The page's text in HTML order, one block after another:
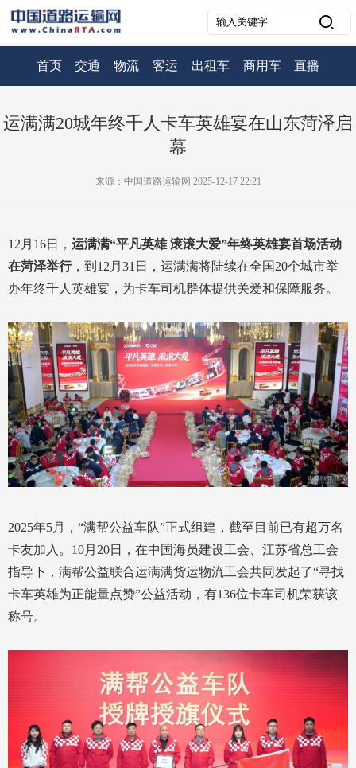
首页 交通 物流 客运 出租车 商用车 直播
运满满20城年终千人卡车英雄宴在山东菏泽启
幕
来源：中国道路运输网 2025-12-17 22:21
12月16日， 运满满“平凡英雄 滚滚大爱”年终英雄宴首场活动
在菏泽举行，到12月31日，运满满将陆续在全国20个城市举
办年终千人英雄宴，为卡车司机群体提供关爱和保障服务。
2025年5月，“满帮公益车队”正式组建，截至目前已有超万名
卡友加入。10月20日，在中国海员建设工会、江苏省总工会
指导下，满帮公益联合运满满货运物流工会共同发起了“寻找
卡车英雄为正能量点赞”公益活动，有136位卡车司机荣获该
称号。